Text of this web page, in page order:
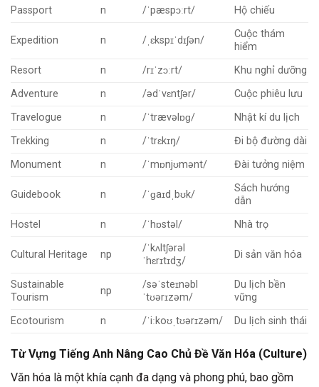
Passport
n /ˈpæspɔːrt/ Hộ chiếu
Expedition n /ˌɛkspɪˈdɪʃən/
Cuộc thám
hiểm
Resort
n /rɪˈzɔːrt/
Khu nghỉ dưỡng
Adventure
n /ədˈvɛntʃər/
Cuộc phiêu lưu
Travelogue
n /ˈtrævəlɒɡ/
Nhật kí du lịch
Trekking
n /ˈtrɛkɪŋ/
Đi bộ đường dài
Monument
n /ˈmɒnjʊmənt/ Đài tưởng niệm
Guidebook n /ˈɡaɪdˌbʊk/
Sách hướng
dẫn
Hostel
n /ˈhɒstəl/ Nhà trọ
Cultural Heritage np
/ˈkʌltʃərəl
ˈhɛrɪtɪdʒ/
Di sản văn hóa
Sustainable
Tourism
np
/səˈsteɪnəbl
ˈtʊərɪzəm/
Du lịch bền
vững
Ecotourism
n /ˈiːkoʊˌtʊərɪzəm/ Du lịch sinh thái
Từ Vựng Tiếng Anh Nâng Cao Chủ Đề Văn Hóa (Culture)
Văn hóa là một khía cạnh đa dạng và phong phú, bao gồm